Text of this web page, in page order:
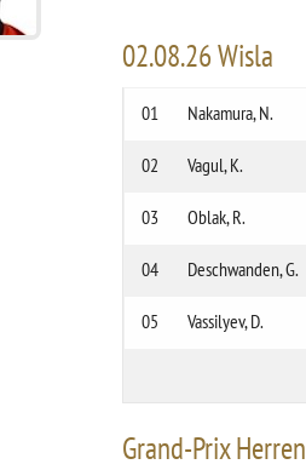
02.08.26 Wisla
01 Nakamura, N.
02 Vagul, K.
03 Oblak, R.
04 Deschwanden, G.
05 Vassilyev, D.
Grand-Prix Herren